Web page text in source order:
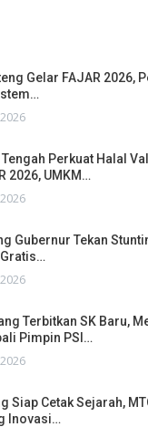
Gelar FAJAR 2026,
Perkuat Halal
2026, UMKM…
Gubernur Tekan
Terbitkan SK Baru,
Pimpin PSI…
Siap Cetak Sejarah,
Inovasi…